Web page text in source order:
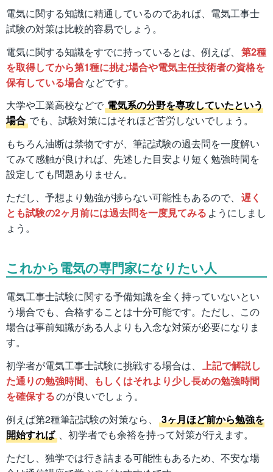
電気に関する知識に精通しているのであれば、電気工事士
試験の対策は比較的容易でしょう。
電気に関する知識をすでに持っているとは、例えば、 第2種
を取得してから第1種に挑む場合や電気主任技術者の資格を
保有している場合などです。
大学や工業高校などで 電気系の分野を専攻していたという
場合 でも、試験対策にはそれほど苦労しないでしょう。
もちろん油断は禁物ですが、筆記試験の過去問を一度解い
てみて感触が良ければ、先述した目安より短く勉強時間を
設定しても問題ありません。
ただし、予想より勉強が捗らない可能性もあるので、 遅く
とも試験の2ヶ月前には過去問を一度見てみる ようにしまし
ょう。
これから電気の専門家になりたい人
電気工事士試験に関する予備知識を全く持っていないとい
う場合でも、合格することは十分可能です。ただし、この
場合は事前知識がある人よりも入念な対策が必要になりま
す。
初学者が電気工事士試験に挑戦する場合は、 上記で解説し
た通りの勉強時間、もしくはそれより少し長めの勉強時間
を確保するのが良いでしょう。
例えば第2種筆記試験の対策なら、
3ヶ月ほど前から勉強を
開始すれば 、初学者でも余裕を持って対策が行えます。
ただし、独学では行き詰まる可能性もあるため、不安な場